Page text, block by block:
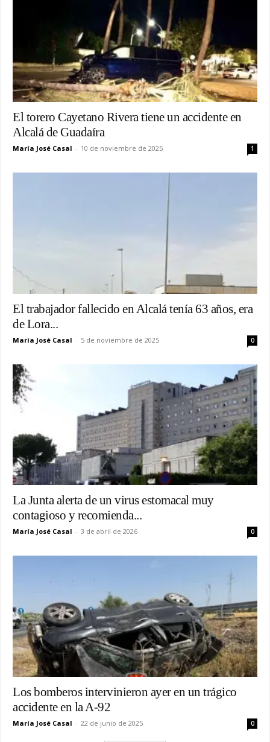
El torero Cayetano Rivera tiene un accidente en
Alcalá de Guadaíra
María José Casal - 10 de noviembre de 2025 1
El trabajador fallecido en Alcalá tenía 63 años, era
de Lora...
María José Casal - 5 de noviembre de 2025 0
La Junta alerta de un virus estomacal muy
contagioso y recomienda...
María José Casal - 3 de abril de 2026 0
Los bomberos intervinieron ayer en un trágico
accidente en la A-92
María José Casal - 22 de junio de 2025 0